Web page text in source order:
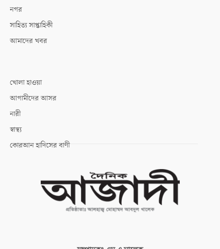
নগর
সাহিত্য সাপ্তাহিকী
আমাদের খবর
খোলা হাওয়া
আগামীদের আসর
নারী
স্বাস্থ্য
কোরআন হাদিসের বাণী